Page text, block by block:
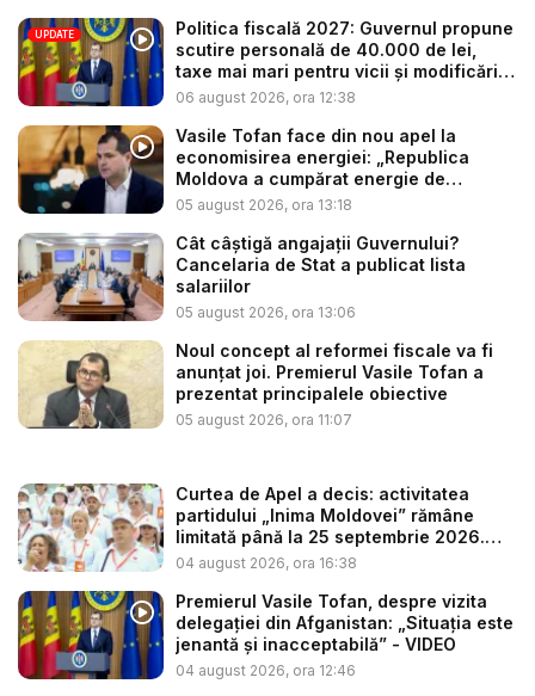
UPDATE
Politica fiscală 2027: Guvernul propune
scutire personală de 40.000 de lei,
taxe mai mari pentru vicii și modificări
l...
06 august 2026, ora 12:38
Vasile Tofan face din nou apel la
economisirea energiei: „Republica
Moldova a cumpărat energie de
avarie...
05 august 2026, ora 13:18
Cât câștigă angajații Guvernului?
Cancelaria de Stat a publicat lista
salariilor
05 august 2026, ora 13:06
Noul concept al reformei fiscale va fi
anunțat joi. Premierul Vasile Tofan a
prezentat principalele obiective
05 august 2026, ora 11:07
Curtea de Apel a decis: activitatea
partidului „Inima Moldovei” rămâne
limitată până la 25 septembrie 2026.
Re...
04 august 2026, ora 16:38
Premierul Vasile Tofan, despre vizita
delegației din Afganistan: „Situația este
jenantă și inacceptabilă” - VIDEO
04 august 2026, ora 12:46